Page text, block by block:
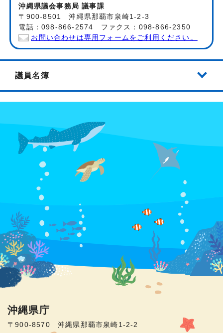
沖縄県議会事務局 議事課
〒900-8501 沖縄県那覇市泉崎1-2-3
電話：098-866-2574 ファクス：098-866-2350
お問い合わせは専用フォームをご利用ください。
議員名簿
沖縄県庁
〒900-8570 沖縄県那覇市泉崎1-2-2